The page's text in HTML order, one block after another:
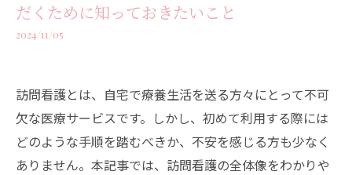
だくために知っておきたいこと
2024/11/05
訪問看護とは、自宅で療養生活を送る方々にとって不可
欠な医療サービスです。しかし、初めて利用する際には
どのような手順を踏むべきか、不安を感じる方も少なく
ありません。本記事では、訪問看護の全体像をわかりや